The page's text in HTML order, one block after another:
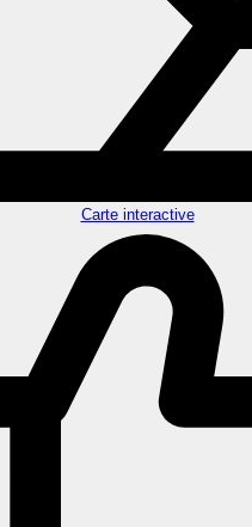
Carte interactive